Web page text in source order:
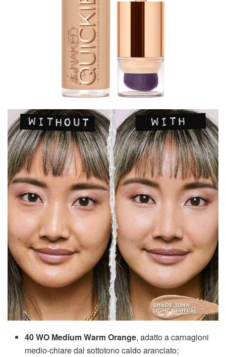
40 WO Medium Warm Orange, adatto a carnagioni
medio-chiare dal sottotono caldo aranciato;